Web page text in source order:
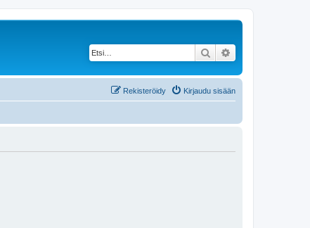
Etsi
Kirjaudu sisään
Rekisteröidy